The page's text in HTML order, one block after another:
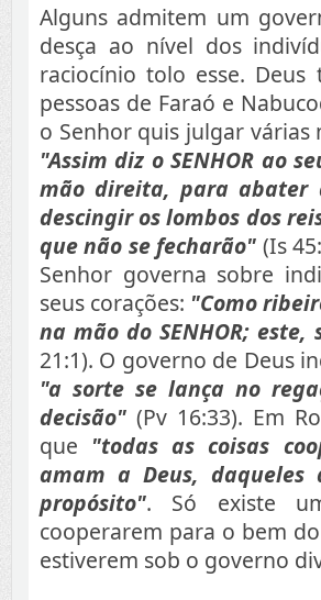
Alguns admitem um
desça ao nível dos
raciocínio tolo esse.
pessoas de Faraó e
o Senhor quis julgar várias
"Assim diz o SENHOR ao
mão direita, para abater
descingir os lombos dos
que não se fecharão" (Is
Senhor governa sobre
seus corações: "Como
na mão do SENHOR;
21:1). O governo de Deus
"a sorte se lança no
decisão" (Pv 16:33). Em
que "todas as coisas
amam a Deus, daqueles
propósito". Só existe
cooperarem para o bem
estiverem sob o governo